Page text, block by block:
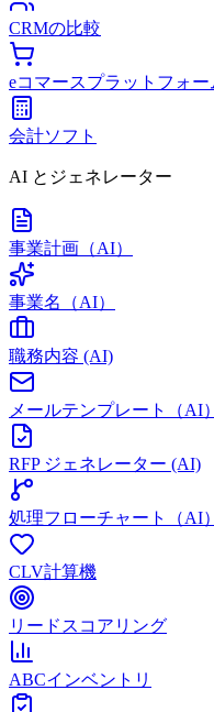
CRMの比較
eコマースプラットフォー
会計ソフト
AI とジェネレーター
事業計画（AI）
事業名（AI）
職務内容 (AI)
メールテンプレート（AI）
RFP ジェネレーター (AI)
処理フローチャート（AI）
CLV計算機
リードスコアリング
ABCインベントリ